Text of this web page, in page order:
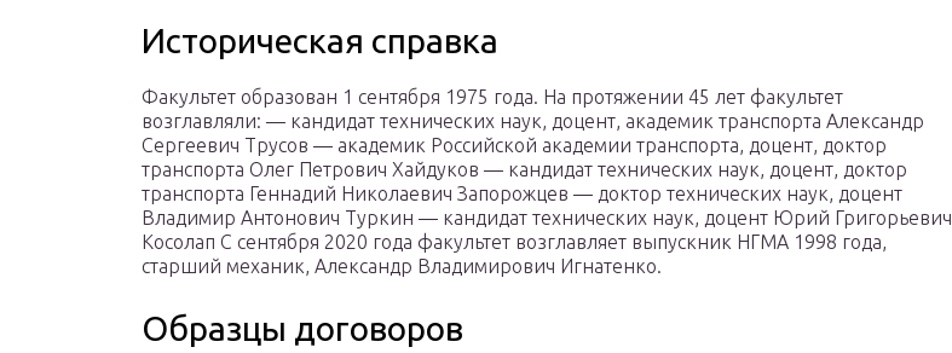
Историческая справка
Факультет образован 1 сентября 1975 года. На протяжении 45 лет факультет
возглавляли: — кандидат технических наук, доцент, академик транспорта Александр
Сергеевич Трусов — академик Российской академии транспорта, доцент, доктор
транспорта Олег Петрович Хайдуков — кандидат технических наук, доцент, доктор
транспорта Геннадий Николаевич Запорожцев — доктор технических наук, доцент
Владимир Антонович Туркин — кандидат технических наук, доцент Юрий Григорьевич
Косолап С сентября 2020 года факультет возглавляет выпускник НГМА 1998 года,
старший механик, Александр Владимирович Игнатенко.
Образцы договоров